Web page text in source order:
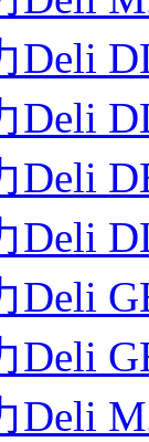
Deli
Deli
Deli
Deli
Deli
Deli
Deli